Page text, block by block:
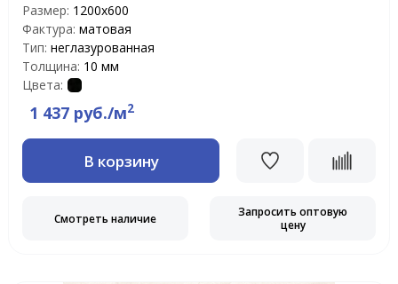
Размер: 1200х600
Фактура: матовая
Тип: неглазурованная
Толщина: 10 мм
Цвета:
1 437 руб./м2
В корзину
Смотреть наличие
Запросить оптовую
цену